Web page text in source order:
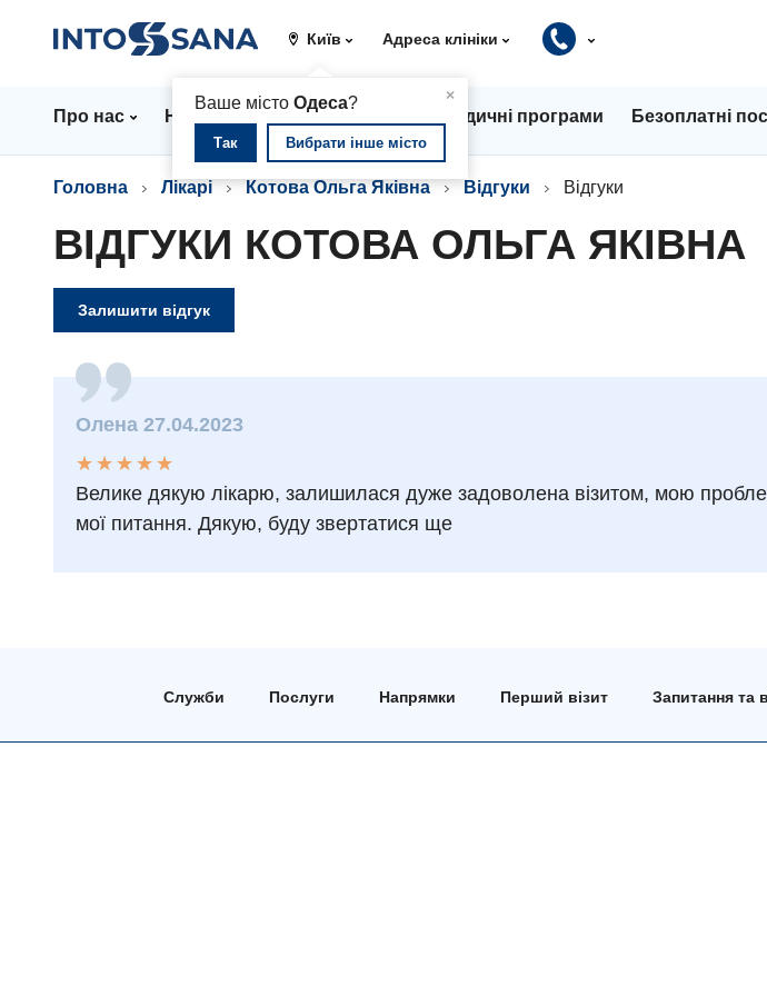
Київ
×
Ваше місто Одеса?
Так Вибрати інше місто
Адреса клініки
Про нас Напрямки Ціни Медичні програми Безоплатні
Головна Лікарі Котова Ольга Яківна Відгуки Відгуки
ВІДГУКИ КОТОВА ОЛЬГА ЯКІВНА
Залишити відгук
Олена 27.04.2023
★
★
★
★
★
★ ★ ★ ★ ★
Велике дякую лікарю, залишилася дуже задоволена візитом, мою
мої питання. Дякую, буду звертатися ще
Служби Послуги Напрямки Перший візит Запитання та